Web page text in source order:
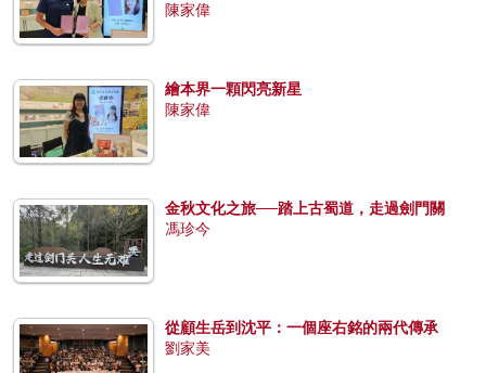
陳家偉
繪本界一顆閃亮新星
陳家偉
金秋文化之旅──踏上古蜀道，走過劍門關
馮珍今
從顧生岳到沈平：一個座右銘的兩代傳承
劉家美